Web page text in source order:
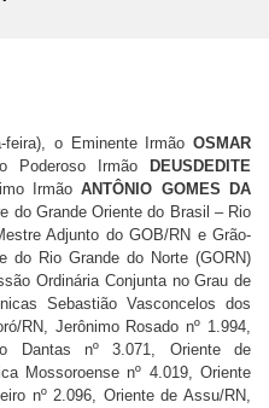
feira), o Eminente Irmão OSMAR
Poderoso Irmão
DEUSDEDITE
IrmãoANTÔNIO GOMES DA
do Grande Oriente do Brasil – Rio
Adjunto do GOB/RN e Grão-
do Rio Grande do Norte (GORN)
Ordinária Conjunta no Grau de
Sebastião Vasconcelos dos
RN, Jerônimo Rosado nº 1.994,
Dantas nº 3.071, Oriente de
Mossoroense nº 4.019, Oriente
nº 2.096, Oriente de Assu/RN,